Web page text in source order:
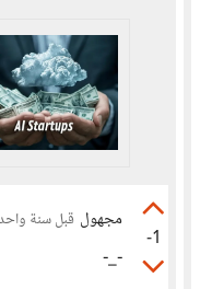
-1
مجهول قبل سنة
-_-